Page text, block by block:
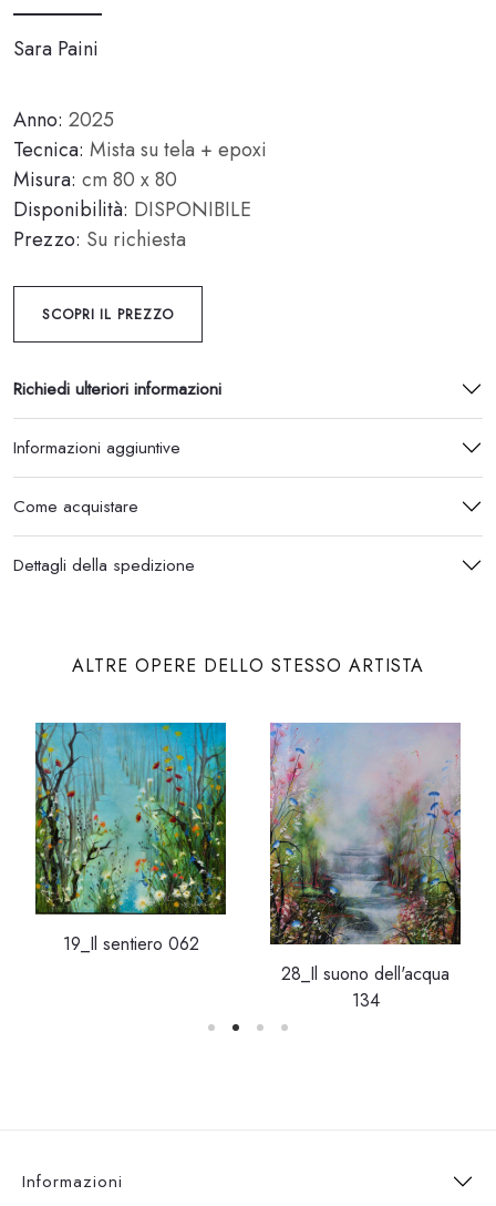
Sara Paini
Anno: 2025
Tecnica: Mista su tela + epoxi
Misura: cm 80 x 80
Disponibilità: DISPONIBILE
Prezzo: Su richiesta
SCOPRI IL PREZZO
Richiedi ulteriori informazioni
Informazioni aggiuntive
Come acquistare
Dettagli della spedizione
ALTRE OPERE DELLO STESSO ARTISTA
19_Il sentiero 062
28_Il suono dell'acqua
134
Informazioni